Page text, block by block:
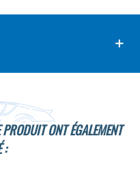
ONT ÉGALEMENT
: